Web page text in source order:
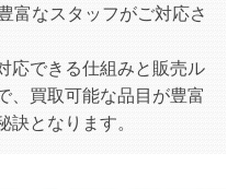
富なスタッフがご対応さ
応できる仕組みと販売ル
、買取可能な品目が豊富
となります。